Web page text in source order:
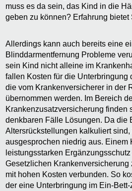
muss es da sein, das Kind in die
geben zu können? Erfahrung bietet
Allerdings kann auch bereits eine
Blinddarmentfernung Probleme
sein Kind nicht alleine im
fallen Kosten für die Unterbringung
die vom Krankenversicherer in der
übernommen werden. Im Bereich
Krankenzusatzversicherung finden
denkbaren Fälle Lösungen. Da die
Altersrückstellungen kalkuliert
ausgesprochen niedrig aus. Einem
leistungsstarken
Gesetzlichen Krankenversicherung
mit hohen Kosten verbunden. So
der eine Unterbringung im Ein-Bett-